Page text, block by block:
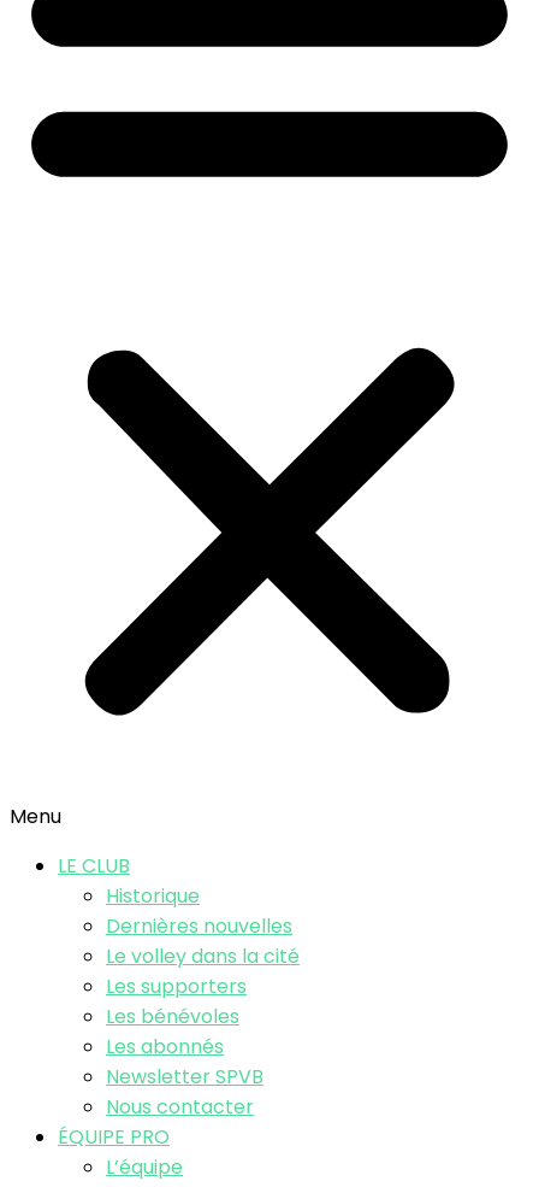
Menu
LE CLUB
Historique
Dernières nouvelles
Le volley dans la cité
Les supporters
Les bénévoles
Les abonnés
Newsletter SPVB
Nous contacter
ÉQUIPE PRO
L’équipe